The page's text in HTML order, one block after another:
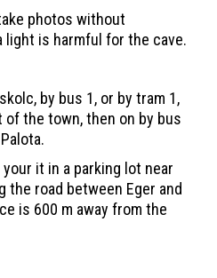
photos without
light is harmful for the cave.
by bus 1, or by tram 1,
the town, then on by bus
it in a parking lot near
the road between Eger and
is 600 m away from the